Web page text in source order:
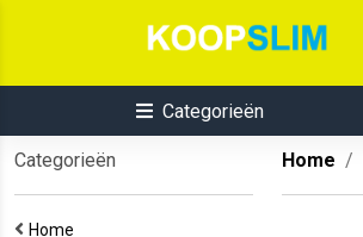
Categorieën
Categorieën
Home
Home